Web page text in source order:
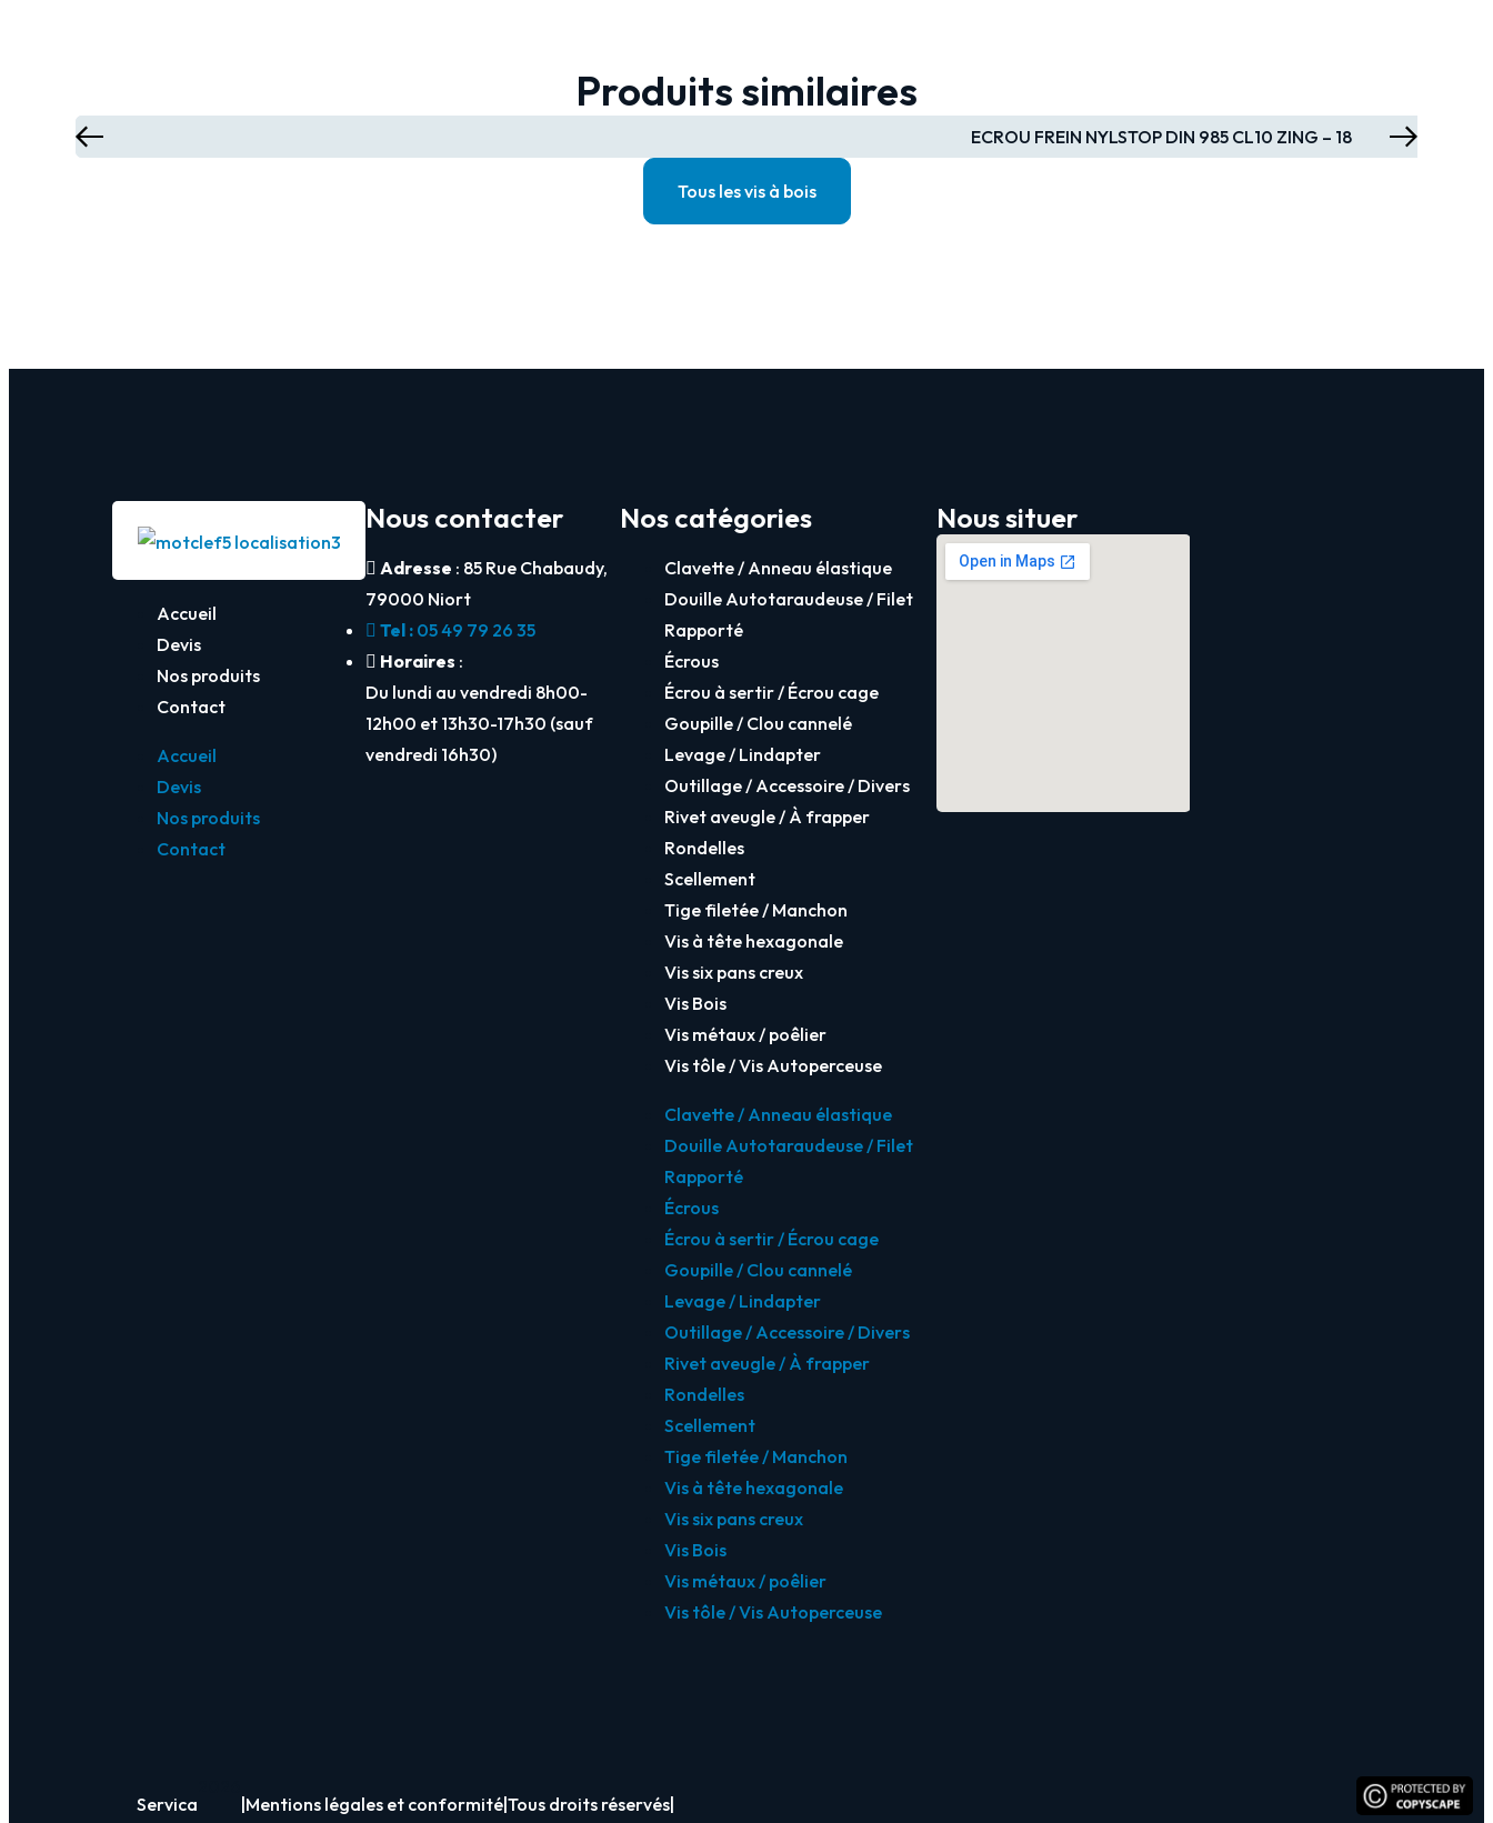
Produits similaires
ECROU FREIN NYLSTOP DIN 985 CL10 ZING – 18
Tous les vis à bois
Accueil
Devis
Nos produits
Contact
Accueil
Devis
Nos produits
Contact
Nous contacter
Adresse : 85 Rue Chabaudy,
79000 Niort
Tel : 05 49 79 26 35
Horaires :
Du lundi au vendredi 8h00-
12h00 et 13h30-17h30 (sauf
vendredi 16h30)
Nos catégories
Clavette / Anneau élastique
Douille Autotaraudeuse / Filet
Rapporté
Écrous
Écrou à sertir / Écrou cage
Goupille / Clou cannelé
Levage / Lindapter
Outillage / Accessoire / Divers
Rivet aveugle / À frapper
Rondelles
Scellement
Tige filetée / Manchon
Vis à tête hexagonale
Vis six pans creux
Vis Bois
Vis métaux / poêlier
Vis tôle / Vis Autoperceuse
Clavette / Anneau élastique
Douille Autotaraudeuse / Filet
Rapporté
Écrous
Écrou à sertir / Écrou cage
Goupille / Clou cannelé
Levage / Lindapter
Outillage / Accessoire / Divers
Rivet aveugle / À frapper
Rondelles
Scellement
Tige filetée / Manchon
Vis à tête hexagonale
Vis six pans creux
Vis Bois
Vis métaux / poêlier
Vis tôle / Vis Autoperceuse
Nous situer
Servica Mentions légales et conformité| Tous droits réservés|